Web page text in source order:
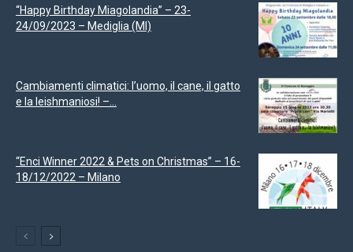
“Happy Birthday Miagolandia” – 23-
24/09/2023 – Mediglia (MI)
Cambiamenti climatici: l’uomo, il cane, il gatto
e la leishmaniosi! –...
“Enci Winner 2022 & Pets on Christmas” – 16-
18/12/2022 – Milano